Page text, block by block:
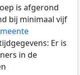
is afgerond
bij minimaal vijf
Er is
in de